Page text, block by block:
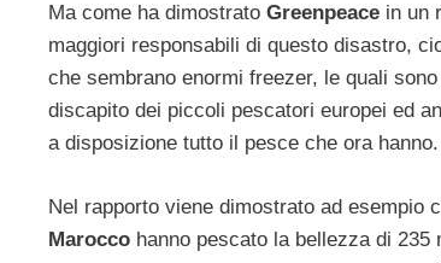
Ma come ha dimostrato Greenpeace in un
maggiori responsabili di questo disastro,
che sembrano enormi freezer, le quali
discapito dei piccoli pescatori europei ed
a disposizione tutto il pesce che ora hanno.
Nel rapporto viene dimostrato ad esempio
Marocco hanno pescato la bellezza di